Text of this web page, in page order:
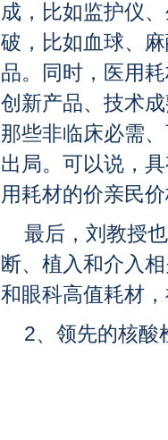
成，比如监护仪
破，比如血球、
品。同时，医用
创新产品、技术
那些非临床必需
出局。可以说，
用耗材的价亲民
最后，刘教授
断、植入和介入
和眼科高值耗材
2、 领先的核酸